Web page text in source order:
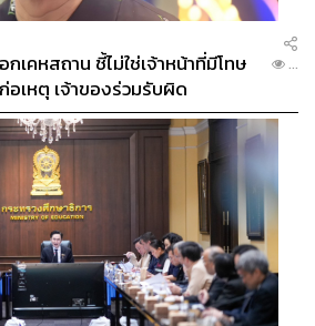
THE AUTHOR
ศักดิ์ จันทวิชชประภา
รดิวเซอร์ คอลัมนิสต์ และบรรณาธิการ ผู้
หลงใหลในความตื่นเต้นของกีฬาและความ
บของการอ่านหนังสือเงียบๆ
เคหสถาน ชี้ไม่ใช่เจ้าหน้าที่มีโทษ
เหตุ เจ้าของร่วมรับผิด
...